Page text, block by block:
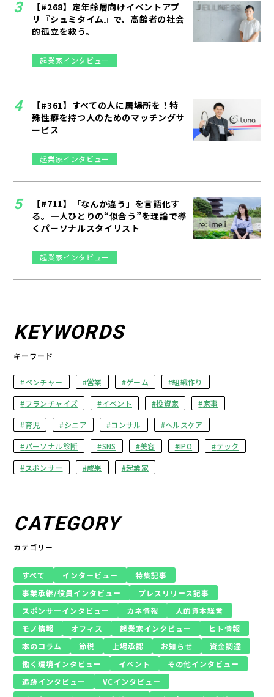
【#268】定年齢層向けイベントアプ
リ『シュミタイム』で、高齢者の社会
的孤立を救う。
起業家インタビュー
【#361】すべての人に居場所を！特
殊性癖を持つ人のためのマッチングサ
ービス
起業家インタビュー
【#711】「なんか違う」を言語化す
る。一人ひとりの“似合う”を理論で導
くパーソナルスタイリスト
起業家インタビュー
KEYWORDS
キーワード
ベンチャー 営業 ゲーム 組織作り
フランチャイズ イベント 投資家 家事
育児 シニア コンサル ヘルスケア
パーソナル診断 SNS 美容 IPO テック
スポンサー 成果 起業家
CATEGORY
カテゴリー
すべて インタービュー
特集記事
事業承継/役員インタビュー
プレスリリース記事
スポンサーインタビュー
カネ情報
人的資本経営
モノ情報
オフィス 起業家インタビュー
ヒト情報
本のコラム
節税 上場承認 お知らせ
資金調達
働く環境インタビュー
イベント
その他インタビュー
追跡インタビュー
VCインタビュー